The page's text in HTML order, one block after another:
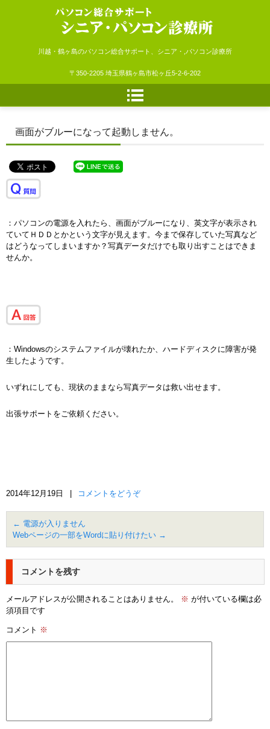
シニア・パソコン診療所
川越・鶴ヶ島のパソコン総合サポート、シニア・,パソコン診療所
〒350-2205 埼玉県鶴ヶ島市松ヶ丘5-2-6-202
画面がブルーになって起動しません。
：パソコンの電源を入れたら、画面がブルーになり、英文字が表示され
ていてＨＤＤとかという文字が見えます。今まで保存していた写真など
はどうなってしまいますか？写真データだけでも取り出すことはできま
せんか。
：Windowsのシステムファイルが壊れたか、ハードディスクに障害が発
生したようです。
いずれにしても、現状のままなら写真データは救い出せます。
出張サポートをご依頼ください。
2014年12月19日 コメントをどうぞ
← 電源が入りません
Webページの一部をWordに貼り付けたい →
コメントを残す
メールアドレスが公開されることはありません。 ※ が付いている欄は必
須項目です
コメント ※